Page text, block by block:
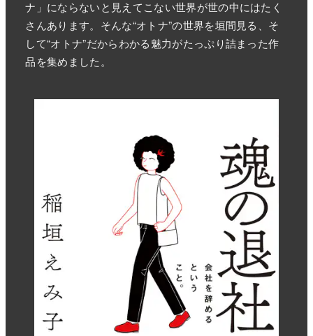
ナ」にならないと見えてこない世界が世の中にはたく
さんあります。そんな“オトナ”の世界を垣間見る、そ
して“オトナ”だからわかる魅力がたっぷり詰まった作
品を集めました。